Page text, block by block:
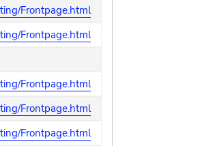
Frontpage.html
Frontpage.html
Frontpage.html
Frontpage.html
Frontpage.html